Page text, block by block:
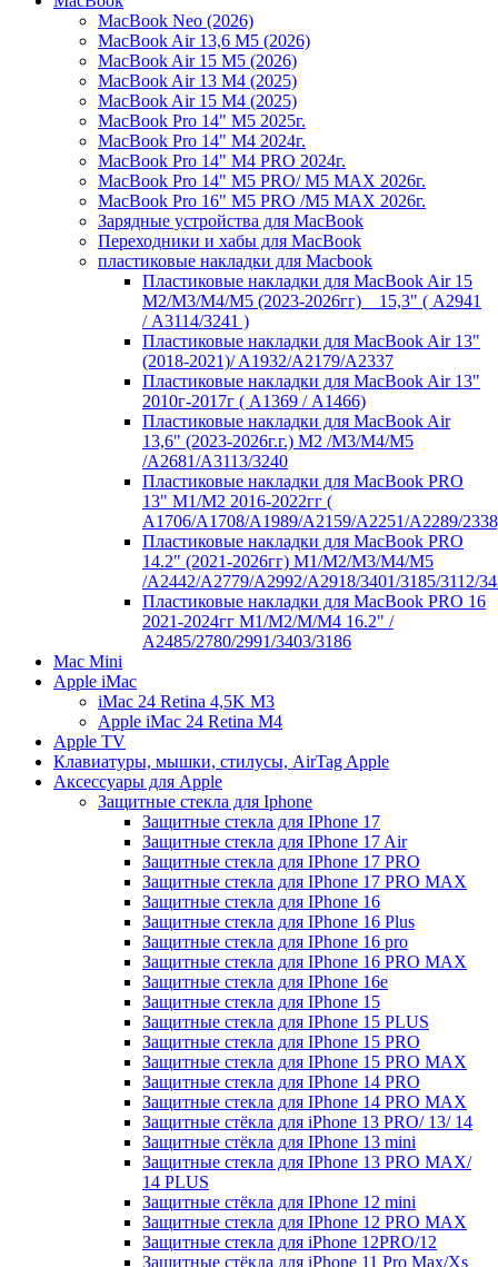
MacBook Neo (2026)
MacBook Air 13,6 M5 (2026)
MacBook Air 15 M5 (2026)
MacBook Air 13 M4 (2025)
MacBook Air 15 M4 (2025)
MacBook Pro 14" M5 2025г.
MacBook Pro 14" M4 2024г.
MacBook Pro 14" M4 PRO 2024г.
MacBook Pro 14" M5 PRO/ M5 MAX 2026г.
MacBook Pro 16" M5 PRO /M5 MAX 2026г.
Зарядные устройства для MacBook
Переходники и хабы для MacBook
пластиковые накладки для Macbook
Пластиковые накладки для MacBook Air 15
M2/M3/M4/M5 (2023-2026гг) _ 15,3" ( А2941
/ А3114/3241 )
Пластиковые накладки для MacBook Air 13"
(2018-2021)/ A1932/A2179/A2337
Пластиковые накладки для MacBook Air 13"
2010г-2017г ( А1369 / А1466)
Пластиковые накладки для MacBook Air
13,6" (2023-2026г.г.) M2 /M3/M4/M5
/A2681/A3113/3240
Пластиковые накладки для MacBook PRO
13" M1/M2 2016-2022гг (
А1706/A1708/A1989/A2159/A2251/A2289/
Пластиковые накладки для MacBook PRO
14.2" (2021-2026гг) M1/M2/M3/M4/M5
/A2442/A2779/A2992/A2918/3401/3185/3112/
Пластиковые накладки для MacBook PRO 16
2021-2024гг M1/M2/M/M4 16.2" /
А2485/2780/2991/3403/3186
Mac Mini
Apple iMac
iMac 24 Retina 4,5K M3
Apple iMac 24 Retina M4
Apple TV
Клавиатуры, мышки, стилусы, AirTag Apple
Аксессуары для Apple
Защитные стекла для Iphone
Защитные стекла для IPhone 17
Защитные стекла для IPhone 17 Air
Защитные стекла для IPhone 17 PRO
Защитные стекла для IPhone 17 PRO MAX
Защитные стекла для IPhone 16
Защитные стекла для IPhone 16 Plus
Защитные стекла для IPhone 16 pro
Защитные стекла для IPhone 16 PRO MAX
Защитные стекла для IPhone 16e
Защитные стекла для IPhone 15
Защитные стекла для IPhone 15 PLUS
Защитные стекла для IPhone 15 PRO
Защитные стекла для IPhone 15 PRO MAX
Защитные стекла для IPhone 14 PRO
Защитные стекла для IPhone 14 PRO MAX
Защитные стёкла для iPhone 13 PRO/ 13/ 14
Защитные стёкла для IPhone 13 mini
Защитные стекла для IPhone 13 PRO MAX/
14 PLUS
Защитные стёкла для IPhone 12 mini
Защитные стекла для IPhone 12 PRO MAX
Защитные стекла для iPhone 12PRO/12
Защитные стёкла для iPhone 11 Pro Max/Xs